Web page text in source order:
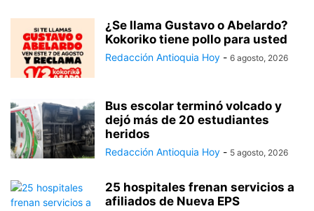
¿Se llama Gustavo o Abelardo?
Kokoriko tiene pollo para usted
Redacción Antioquia Hoy - 6 agosto, 2026
Bus escolar terminó volcado y
dejó más de 20 estudiantes
heridos
Redacción Antioquia Hoy - 5 agosto, 2026
25 hospitales frenan servicios a
afiliados de Nueva EPS